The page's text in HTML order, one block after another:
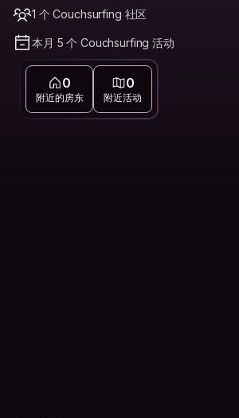
1 个 Couchsurfing 社区
本月 5 个 Couchsurfing 活动
0
附近的房东
0
附近活动